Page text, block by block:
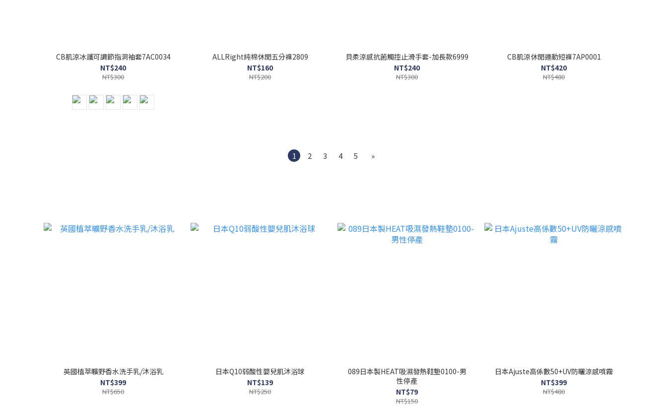
CB肌涼冰護可調節指洞袖套7AC0034
NT$240
NT$300
ALLRight純棉休閒五分褲2809
NT$160
NT$200
貝柔涼感抗菌觸控止滑手套-加長款6999
NT$240
NT$300
CB肌涼休閒運動短褲7AP0001
NT$420
NT$480
1 2 3 4 5 »
英國植萃曠野香水洗手乳/沐浴乳
NT$399
NT$650
日本Q10弱酸性嬰兒肌沐浴球
NT$139
NT$250
089日本製HEAT吸濕發熱鞋墊0100-男
性停產
NT$79
NT$150
日本Ajuste高係數50+UV防曬涼感噴霧
NT$399
NT$480